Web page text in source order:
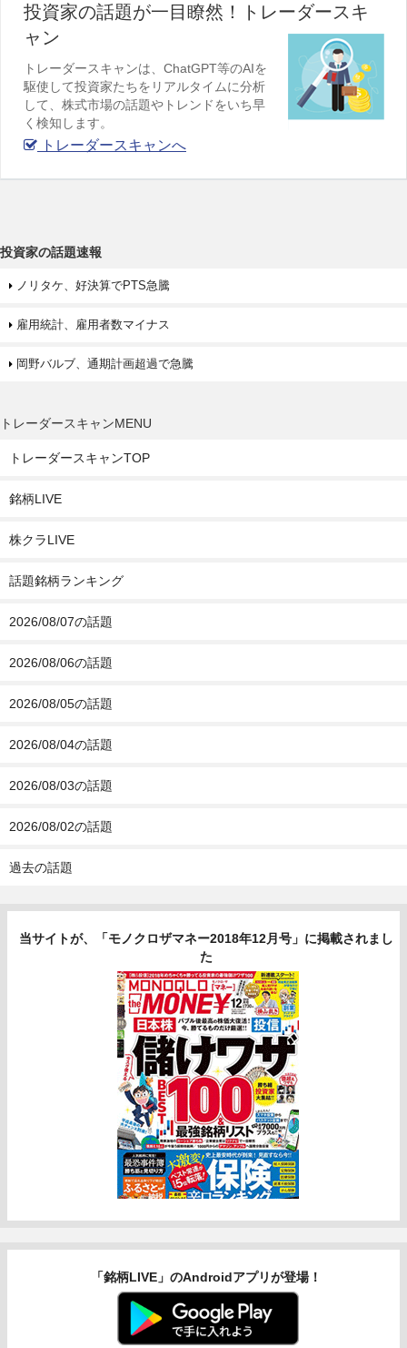
投資家の話題が一目瞭然！トレーダースキ
ャン
トレーダースキャンは、ChatGPT等のAIを
駆使して投資家たちをリアルタイムに分析
して、株式市場の話題やトレンドをいち早
く検知します。
トレーダースキャンへ
投資家の話題速報
ノリタケ、好決算でPTS急騰
雇用統計、雇用者数マイナス
岡野バルブ、通期計画超過で急騰
トレーダースキャンMENU
トレーダースキャンTOP
銘柄LIVE
株クラLIVE
話題銘柄ランキング
2026/08/07の話題
2026/08/06の話題
2026/08/05の話題
2026/08/04の話題
2026/08/03の話題
2026/08/02の話題
過去の話題
当サイトが、「モノクロザマネー2018年12月号」に掲載されまし
た
「銘柄LIVE」のAndroidアプリが登場！